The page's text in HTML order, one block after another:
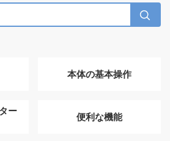
本体の基本操作
ー
便利な機能